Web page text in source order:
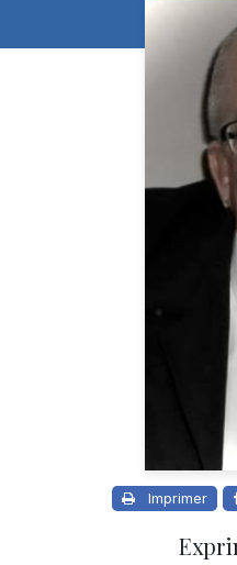
Imprimer